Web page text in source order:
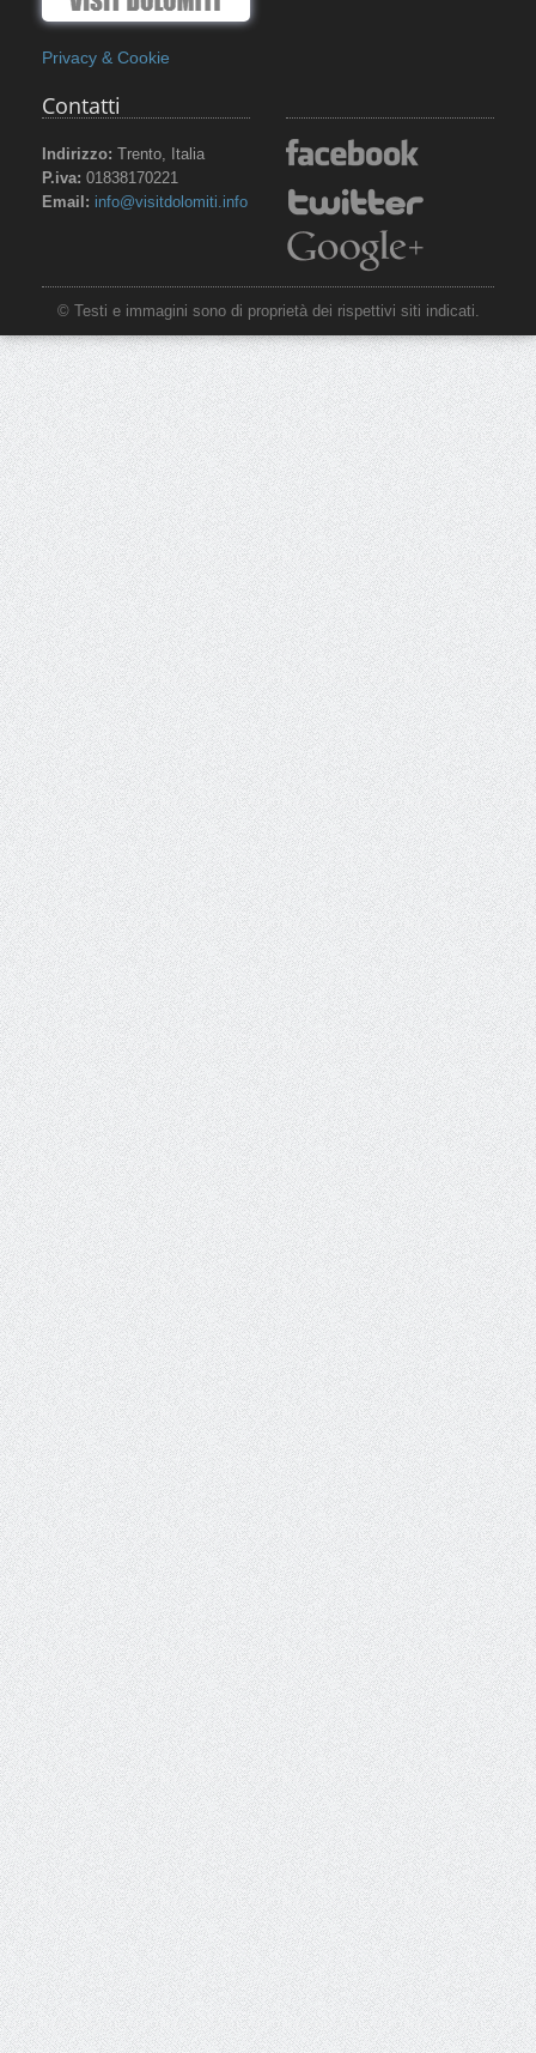
Privacy & Cookie
Contatti
Indirizzo: Trento, Italia
P.iva: 01838170221
Email: info@visitdolomiti.info
© Testi e immagini sono di proprietà dei rispettivi siti indicati.